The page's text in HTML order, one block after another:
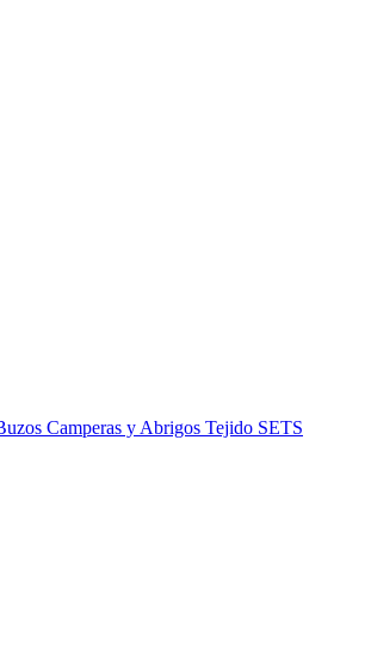
Camperas y Abrigos Tejido SETS